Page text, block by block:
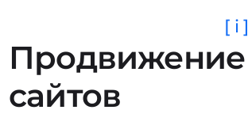
Продвижение
сайтов
[ i ]